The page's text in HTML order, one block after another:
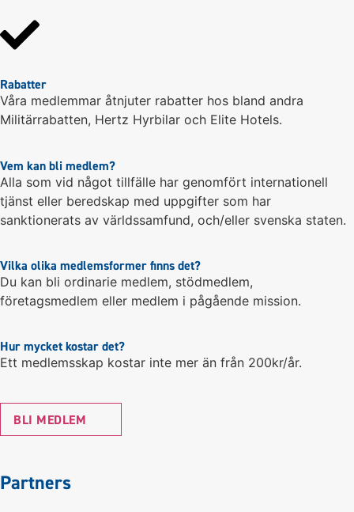
Rabatter
Våra medlemmar åtnjuter rabatter hos bland andra
Militärrabatten, Hertz Hyrbilar och Elite Hotels.
Vem kan bli medlem?
Alla som vid något tillfälle har genomfört internationell
tjänst eller beredskap med uppgifter som har
sanktionerats av världssamfund, och/eller svenska staten.
Vilka olika medlemsformer finns det?
Du kan bli ordinarie medlem, stödmedlem,
företagsmedlem eller medlem i pågående mission.
Hur mycket kostar det?
Ett medlemsskap kostar inte mer än från 200kr/år.
BLI MEDLEM
Partners